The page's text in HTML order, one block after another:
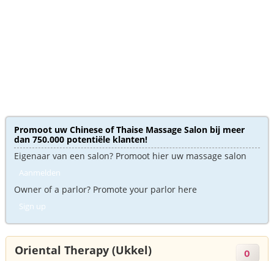
Promoot uw Chinese of Thaise Massage Salon bij meer
dan 750.000 potentiële klanten!
Eigenaar van een salon? Promoot hier uw massage salon
Aanmelden
Owner of a parlor? Promote your parlor here
Sign up
Oriental Therapy (Ukkel) 0